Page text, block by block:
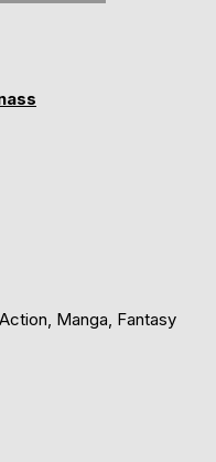
Manga, Fantasy